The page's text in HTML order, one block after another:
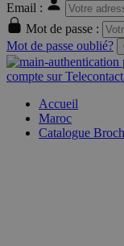
Email :
Mot de passe :
Mot de passe oublié?
compte sur
Accueil
Maroc
Catalogue